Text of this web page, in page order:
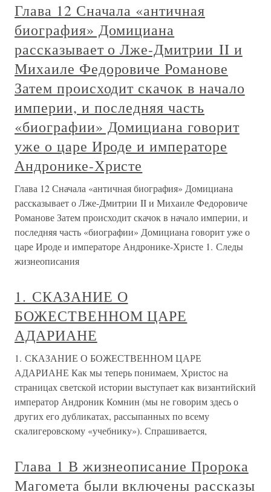
Глава 12 Сначала «античная
биография» Домициана
рассказывает о Лже-Дмитрии II и
Михаиле Федоровиче Романове
Затем происходит скачок в начало
империи, и последняя часть
«биографии» Домициана говорит
уже о царе Ироде и императоре
Андронике-Христе
Глава 12 Сначала «античная биография» Домициана
рассказывает о Лже-Дмитрии II и Михаиле Федоровиче
Романове Затем происходит скачок в начало империи, и
последняя часть «биографии» Домициана говорит уже о
царе Ироде и императоре Андронике-Христе 1. Следы
жизнеописания
1. СКАЗАНИЕ О
БОЖЕСТВЕННОМ ЦАРЕ
АДАРИАНЕ
1. СКАЗАНИЕ О БОЖЕСТВЕННОМ ЦАРЕ
АДАРИАНЕ Как мы теперь понимаем, Христос на
страницах светской истории выступает как византийский
император Андроник Комнин (мы не говорим здесь о
других его дубликатах, рассыпанных по всему
скалигеровскому «учебнику»). Спрашивается,
Глава 1 В жизнеописание Пророка
Магомета были включены рассказы